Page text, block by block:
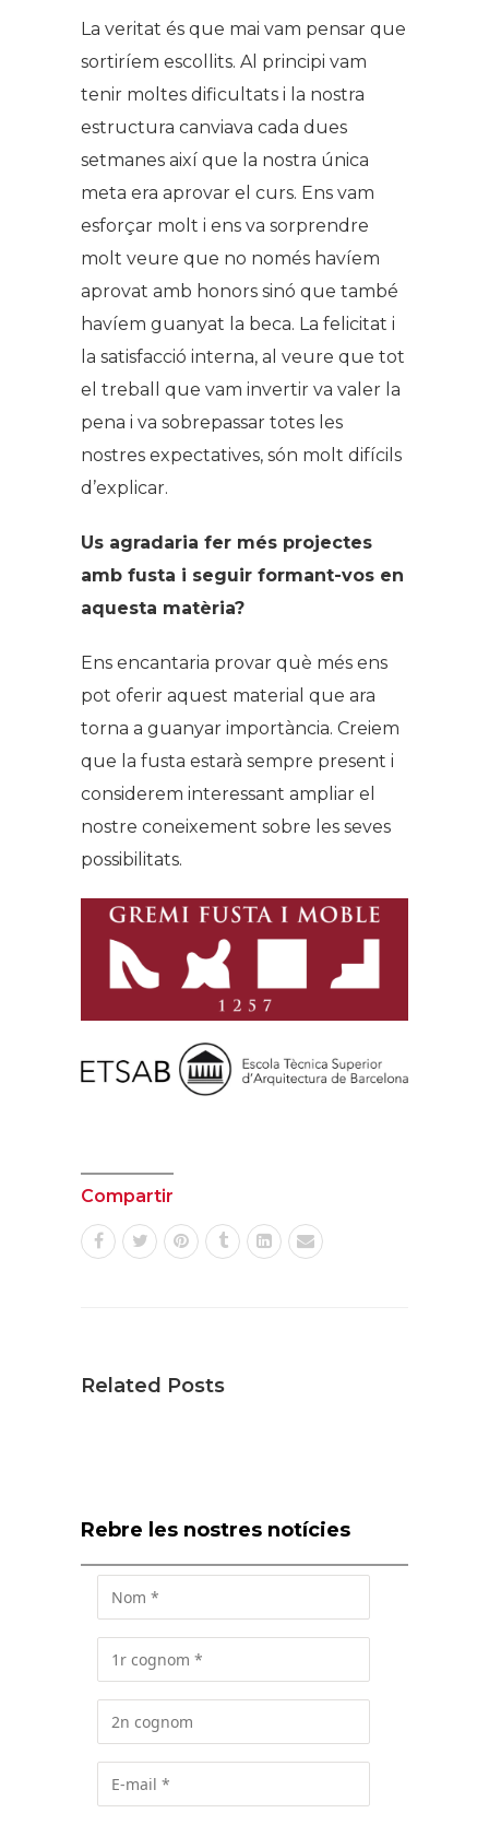
La veritat és que mai vam pensar que
sortiríem escollits. Al principi vam
tenir moltes dificultats i la nostra
estructura canviava cada dues
setmanes així que la nostra única
meta era aprovar el curs. Ens vam
esforçar molt i ens va sorprendre
molt veure que no només havíem
aprovat amb honors sinó que també
havíem guanyat la beca. La felicitat i
la satisfacció interna, al veure que tot
el treball que vam invertir va valer la
pena i va sobrepassar totes les
nostres expectatives, són molt difícils
d’explicar.
Us agradaria fer més projectes
amb fusta i seguir formant-vos en
aquesta matèria?
Ens encantaria provar què més ens
pot oferir aquest material que ara
torna a guanyar importància. Creiem
que la fusta estarà sempre present i
considerem interessant ampliar el
nostre coneixement sobre les seves
possibilitats.
Compartir
Related Posts
Rebre les nostres notícies